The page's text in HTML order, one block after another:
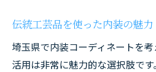
伝統工芸品を使った内装の魅力
埼玉県で内装コーディネートを
活用は非常に魅力的な選択肢で